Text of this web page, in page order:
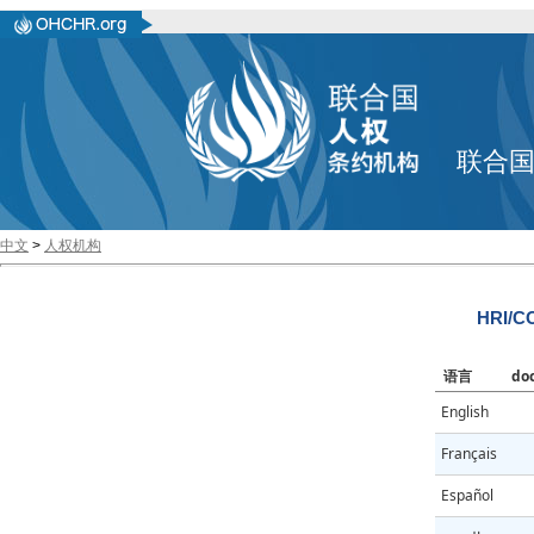
联合
中文 > 人权机构
HRI/
语言
English
Français
Español